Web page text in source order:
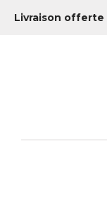
Livraison offerte